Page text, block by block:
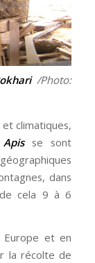
/Photo:
climatiques,
Apis
se sont
dans
cela 9 à 6
Europe et en
la récolte de